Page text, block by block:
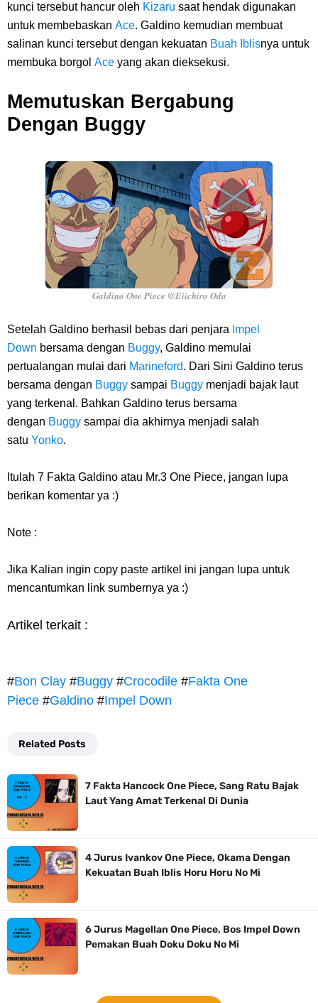
kunci tersebut hancur oleh Kizaru saat hendak digunakan
untuk membebaskan Ace. Galdino kemudian membuat
salinan kunci tersebut dengan kekuatan Buah Iblisnya untuk
membuka borgol Ace yang akan dieksekusi.
Memutuskan Bergabung
Dengan Buggy
Galdino One Piece @Eiichiro Oda
Setelah Galdino berhasil bebas dari penjara Impel
Down bersama dengan Buggy, Galdino memulai
pertualangan mulai dari Marineford. Dari Sini Galdino terus
bersama dengan Buggy sampai Buggy menjadi bajak laut
yang terkenal. Bahkan Galdino terus bersama
dengan Buggy sampai dia akhirnya menjadi salah
satu Yonko.
Itulah 7 Fakta Galdino atau Mr.3 One Piece, jangan lupa
berikan komentar ya :)
Note :
Jika Kalian ingin copy paste artikel ini jangan lupa untuk
mencantumkan link sumbernya ya :)
Artikel terkait :
#Bon Clay #Buggy #Crocodile #Fakta One
Piece #Galdino #Impel Down
Related Posts
7 Fakta Hancock One Piece, Sang Ratu Bajak
Laut Yang Amat Terkenal Di Dunia
4 Jurus Ivankov One Piece, Okama Dengan
Kekuatan Buah Iblis Horu Horu No Mi
6 Jurus Magellan One Piece, Bos Impel Down
Pemakan Buah Doku Doku No Mi